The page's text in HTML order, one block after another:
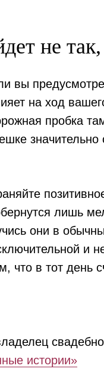
не
вы
на ход
пробка
лишь
они в
и
что в тот день
истории»